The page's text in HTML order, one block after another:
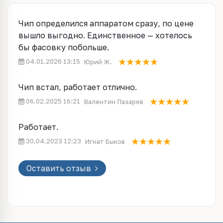
Чип определился аппаратом сразу, по цене
вышло выгодно. Единственное — хотелось
бы фасовку побольше.
04.01.2026 13:15 Юрий Ж.
Чип встал, работает отлично.
06.02.2025 16:21 Валентин Лазарев
Работает.
30.04.2023 12:23 Игнат Быков
Оставить отзыв